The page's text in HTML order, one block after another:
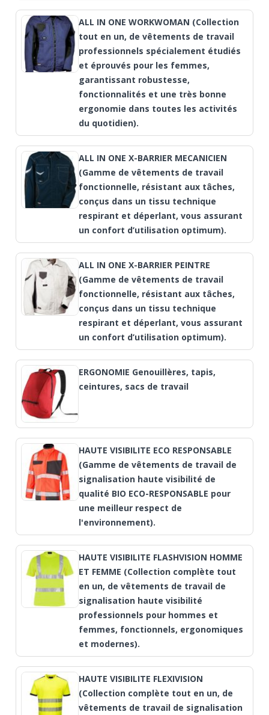
ALL IN ONE WORKWOMAN (Collection
tout en un, de vêtements de travail
professionnels spécialement étudiés
et éprouvés pour les femmes,
garantissant robustesse,
fonctionnalités et une très bonne
ergonomie dans toutes les activités
du quotidien).
ALL IN ONE X-BARRIER MECANICIEN
(Gamme de vêtements de travail
fonctionnelle, résistant aux tâches,
conçus dans un tissu technique
respirant et déperlant, vous assurant
un confort d’utilisation optimum).
ALL IN ONE X-BARRIER PEINTRE
(Gamme de vêtements de travail
fonctionnelle, résistant aux tâches,
conçus dans un tissu technique
respirant et déperlant, vous assurant
un confort d’utilisation optimum).
ERGONOMIE Genouillères, tapis,
ceintures, sacs de travail
HAUTE VISIBILITE ECO RESPONSABLE
(Gamme de vêtements de travail de
signalisation haute visibilité de
qualité BIO ECO-RESPONSABLE pour
une meilleur respect de
l'environnement).
HAUTE VISIBILITE FLASHVISION HOMME
ET FEMME (Collection complète tout
en un, de vêtements de travail de
signalisation haute visibilité
professionnels pour hommes et
femmes, fonctionnels, ergonomiques
et modernes).
HAUTE VISIBILITE FLEXIVISION
(Collection complète tout en un, de
vêtements de travail de signalisation